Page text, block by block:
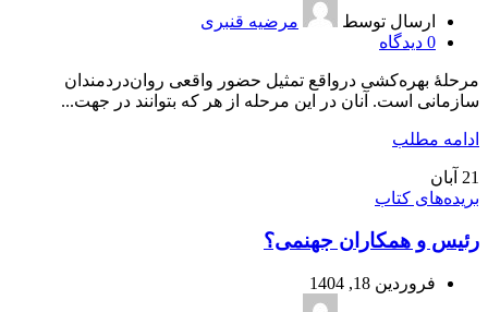
ارسال توسط
مرضیه قنبری
0 دیدگاه
مرحلۀ‌‌ بهره‌کشی درواقع تمثیل حضور واقعی روان‌دردمندان
سازمانی است. آنان در این مرحله از هر که بتوانند‌ در جهت...
ادامه مطلب
21 آبان
بریده‌های کتاب
رئیس و همکاران جهنمی؟
فروردین 18, 1404